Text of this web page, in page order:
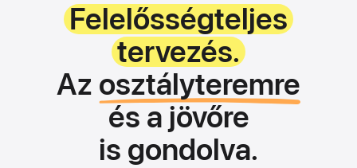
Felelősségteljes
tervezés.
Az osztályteremre
és a jövőre
is gondolva.